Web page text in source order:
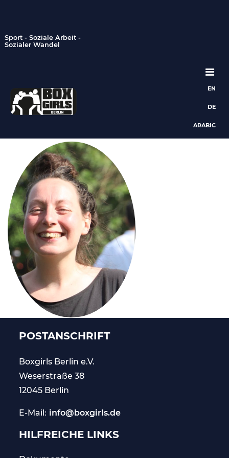
Sport - Soziale Arbeit -
Sozialer Wandel
Hauptnavigation
EN
DE
ARABIC
POSTANSCHRIFT
Boxgirls Berline.V.
Weserstraße 38
12045 Berlin
E-Mail: info@boxgirls.de
HILFREICHE LINKS